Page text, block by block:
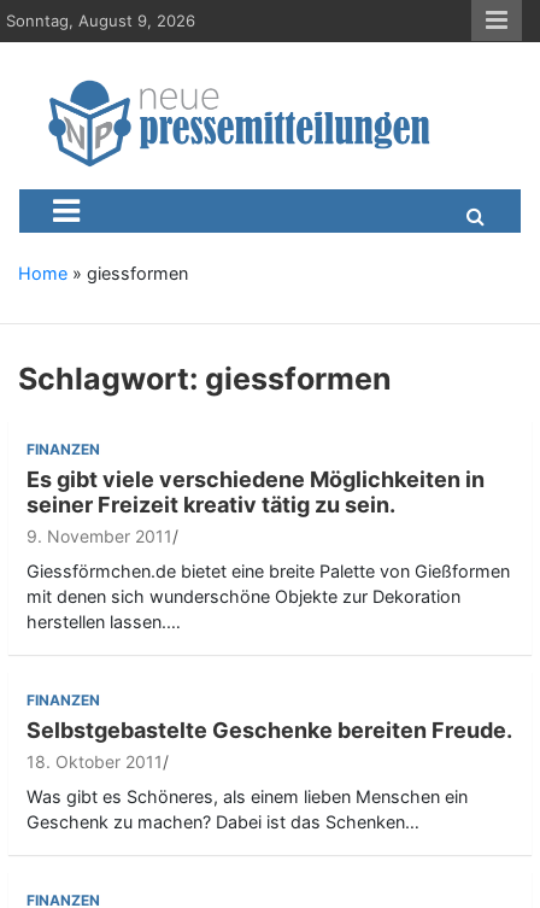
S
k
Sonntag, August 9, 2026
Neue-
Presseportal, Nachrichten, News, Meldungen, Wirtschaft
Home » giessformen
Schlagwort: giessformen
FINANZEN
Es gibt viele verschiedene Möglichkeiten in
seiner Freizeit kreativ tätig zu sein.
9. November 2011
Giessförmchen.de bietet eine breite Palette von Gießformen
mit denen sich wunderschöne Objekte zur Dekoration
herstellen lassen.…
FINANZEN
Selbstgebastelte Geschenke bereiten Freude.
18. Oktober 2011
Was gibt es Schöneres, als einem lieben Menschen ein
Geschenk zu machen? Dabei ist das Schenken…
FINANZEN